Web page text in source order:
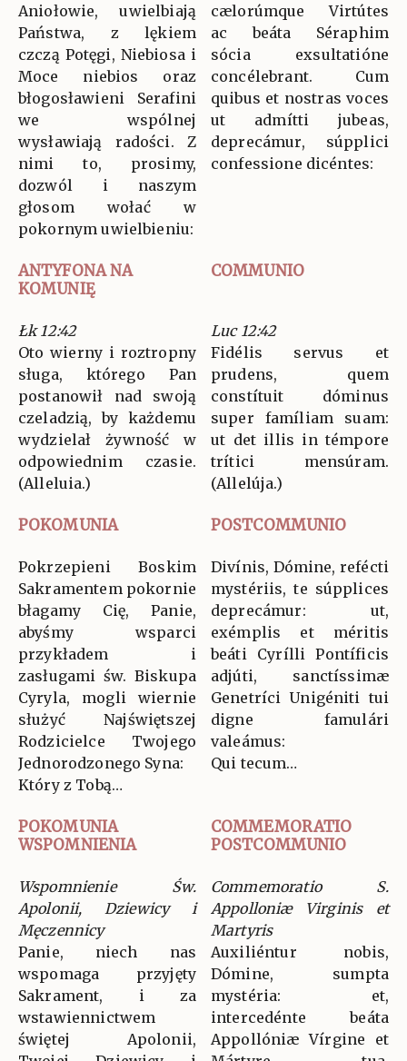
Aniołowie, uwielbiają
Państwa, z lękiem
czczą Potęgi, Niebiosa i
Moce niebios oraz
błogosławieni Serafini
we wspólnej
wysławiają radości. Z
nimi to, prosimy,
dozwól i naszym
głosom wołać w
pokornym uwielbieniu:
cælorúmque Virtútes
ac beáta Séraphim
sócia exsultatióne
concélebrant. Cum
quibus et nostras voces
ut admítti jubeas,
deprecámur, súpplici
confessione dicéntes:
ANTYFONA NA
KOMUNIĘ
COMMUNIO
Łk 12:42
Oto wierny i roztropny
sługa, którego Pan
postanowił nad swoją
czeladzią, by każdemu
wydzielał żywność w
odpowiednim czasie.
(Alleluia.)
Luc 12:42
Fidélis servus et
prudens, quem
constítuit dóminus
super famíliam suam:
ut det illis in témpore
trítici mensúram.
(Allelúja.)
POKOMUNIA POSTCOMMUNIO
Pokrzepieni Boskim
Sakramentem pokornie
błagamy Cię, Panie,
abyśmy wsparci
przykładem i
zasługami św. Biskupa
Cyryla, mogli wiernie
służyć Najświętszej
Rodzicielce Twojego
Jednorodzonego Syna:
Który z Tobą…
Divínis, Dómine, refécti
mystériis, te súpplices
deprecámur: ut,
exémplis et méritis
beáti Cyrílli Pontíficis
adjúti, sanctíssimæ
Genetríci Unigéniti tui
digne famulári
valeámus:
Qui tecum…
POKOMUNIA
WSPOMNIENIA
COMMEMORATIO
POSTCOMMUNIO
Wspomnienie Św.
Apolonii, Dziewicy i
Męczennicy
Panie, niech nas
wspomaga przyjęty
Sakrament, i za
wstawiennictwem
świętej Apolonii,
Commemoratio S.
Appolloniæ Virginis et
Martyris
Auxiliéntur nobis,
Dómine, sumpta
mystéria: et,
intercedénte beáta
Appollóniæ Vírgine et